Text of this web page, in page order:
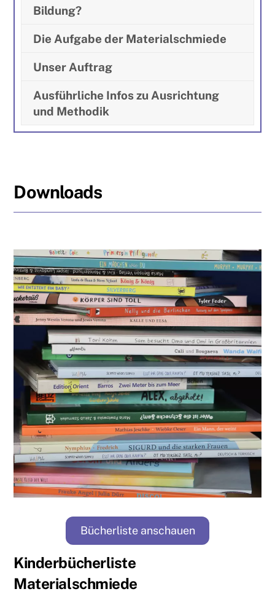
Bildung?
Die Aufgabe der Materialschmiede
Unser Auftrag
Ausführliche Infos zu Ausrichtung
und Methodik
Downloads
Bücherliste anschauen
Kinderbücherliste
Materialschmiede